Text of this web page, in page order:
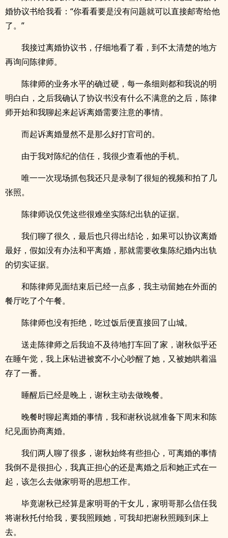
婚协议书给我看：“你看看要是没有问题就可以直接邮寄给他
了。”
我接过离婚协议书，仔细地看了看，到不太清楚的地方
再询问陈律师。
陈律师的业务水平的确过硬，每一条细则都和我说的明
明白白，之后我确认了协议书没有什么不满意的之后，陈律
师开始和我聊起来起诉离婚需要注意的事情。
而起诉离婚显然不是那么好打官司的。
由于我对陈纪的信任，我很少查看他的手机。
唯一一次现场抓包我还只是录制了很短的视频和拍了几
张照。
陈律师说仅凭这些很难坐实陈纪出轨的证据。
我们聊了很久，最后也只得出结论，如果可以协议离婚
最好，假如没有办法和平离婚，那就需要收集陈纪婚内出轨
的切实证据。
和陈律师见面结束后已经一点多，我主动留她在外面的
餐厅吃了个午餐。
陈律师也没有拒绝，吃过饭后便直接回了山城。
送走陈律师之后我迫不及待地打车回了家，谢秋似乎还
在睡午觉，我上床钻进被窝不小心吵醒了她，又被她哄着温
存了一番。
睡醒后已经是晚上，谢秋主动去做晚餐。
晚餐时聊起离婚的事情，我和谢秋说就准备下周末和陈
纪见面协商离婚。
我们两人聊了很多，谢秋始终有些担心，可离婚的事情
我倒不是很担心，我真正担心的还是离婚之后和她正式在一
起，该怎么去做家明哥的思想工作。
毕竟谢秋已经算是家明哥的干女儿，家明哥那么信任我
将谢秋托付给我，要我照顾她，可我却把谢秋照顾到床上
去。